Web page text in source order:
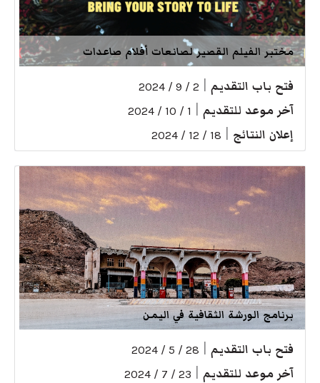
مختبر الفيلم القصير لصانعات أفلام صاعدات
فتح باب التقديم 2 / 9 / 2024
آخر موعد للتقديم 1 / 10 / 2024
إعلان النتائج 18 / 12 / 2024
برنامج الورشة الثقافية في اليمن
فتح باب التقديم 28 / 5 / 2024
آخر موعد للتقديم 23 / 7 / 2024